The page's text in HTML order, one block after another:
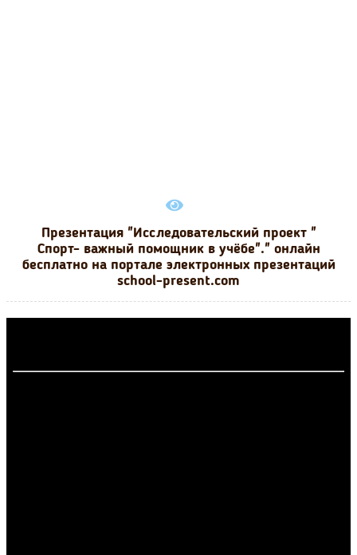
Презентация "Исследовательский проект "
Спорт- важный помощник в учёбе"." онлайн
бесплатно на портале электронных презентаций
school-present.com